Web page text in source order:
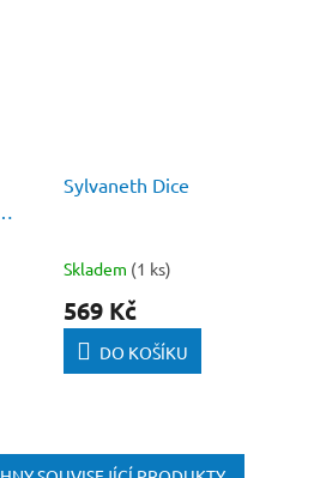
Sylvaneth Dice
Skladem (1 ks)
569 Kč
DO KOŠÍKU